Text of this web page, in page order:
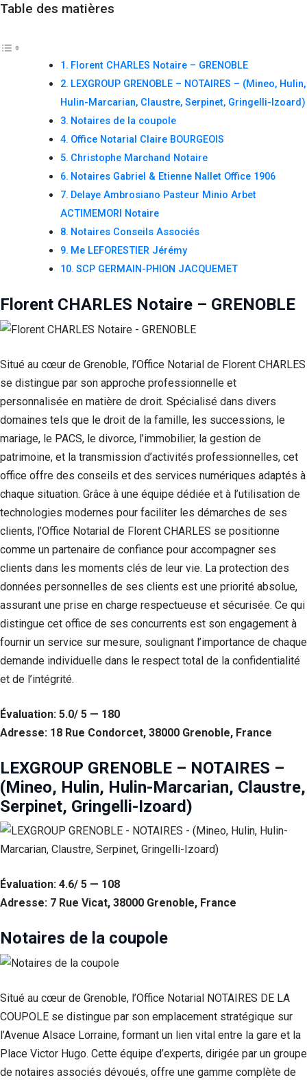
Table des matières
Florent CHARLES Notaire – GRENOBLE
LEXGROUP GRENOBLE – NOTAIRES – (Mineo, Hulin,
Hulin-Marcarian, Claustre, Serpinet, Gringelli-Izoard)
Notaires de la coupole
Office Notarial Claire BOURGEOIS
Christophe Marchand Notaire
Notaires Gabriel & Etienne Nallet Office 1906
Delaye Ambrosiano Pasteur Minio Arbet
ACTIMEMORI Notaire
Notaires Conseils Associés
Me LEFORESTIER Jérémy
SCP GERMAIN-PHION JACQUEMET
Florent CHARLES Notaire – GRENOBLE
Situé au cœur de Grenoble, l’Office Notarial de Florent CHARLES
se distingue par son approche professionnelle et
personnalisée en matière de droit. Spécialisé dans divers
domaines tels que le droit de la famille, les successions, le
mariage, le PACS, le divorce, l’immobilier, la gestion de
patrimoine, et la transmission d’activités professionnelles, cet
office offre des conseils et des services numériques adaptés à
chaque situation. Grâce à une équipe dédiée et à l’utilisation de
technologies modernes pour faciliter les démarches de ses
clients, l’Office Notarial de Florent CHARLES se positionne
comme un partenaire de confiance pour accompagner ses
clients dans les moments clés de leur vie. La protection des
données personnelles de ses clients est une priorité absolue,
assurant une prise en charge respectueuse et sécurisée. Ce qui
distingue cet office de ses concurrents est son engagement à
fournir un service sur mesure, soulignant l’importance de chaque
demande individuelle dans le respect total de la confidentialité
et de l’intégrité.
Évaluation: 5.0/ 5 — 180
Adresse: 18 Rue Condorcet, 38000 Grenoble, France
LEXGROUP GRENOBLE – NOTAIRES –
(Mineo, Hulin, Hulin-Marcarian, Claustre,
Serpinet, Gringelli-Izoard)
Évaluation: 4.6/ 5 — 108
Adresse: 7 Rue Vicat, 38000 Grenoble, France
Notaires de la coupole
Situé au cœur de Grenoble, l’Office Notarial NOTAIRES DE LA
COUPOLE se distingue par son emplacement stratégique sur
l’Avenue Alsace Lorraine, formant un lien vital entre la gare et la
Place Victor Hugo. Cette équipe d’experts, dirigée par un groupe
de notaires associés dévoués, offre une gamme complète de
Nécessaire
sont pas
facultatifs. Ils
sont
nécessaires au
du site Web.